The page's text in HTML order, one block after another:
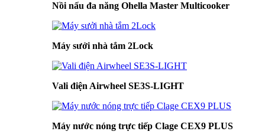
Nồi nấu đa năng Ohella Master Multicooker
Máy sưởi nhà tắm 2Lock
Vali điện Airwheel SE3S-LIGHT
Máy nước nóng trực tiếp Clage CEX9 PLUS